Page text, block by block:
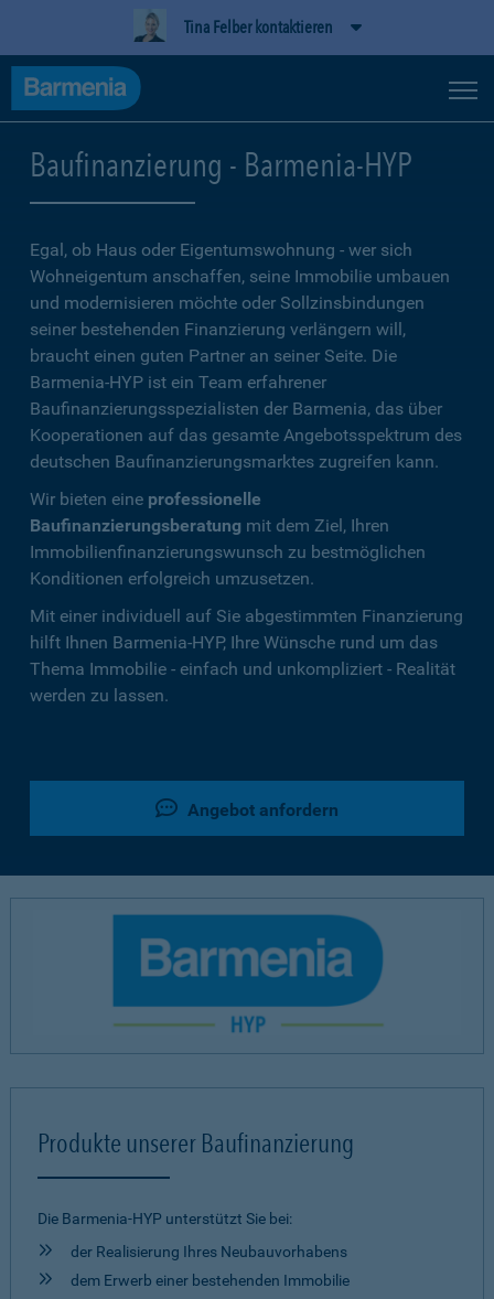
Tina Felber kontaktieren
Baufinanzierung - Barmenia-HYP
Egal, ob Haus oder Eigentumswohnung - wer sich
Wohneigentum anschaffen, seine Immobilie umbauen
und modernisieren möchte oder Sollzinsbindungen
seiner bestehenden Finanzierung verlängern will,
braucht einen guten Partner an seiner Seite. Die
Barmenia-HYP ist ein Team erfahrener
Baufinanzierungsspezialisten der Barmenia, das über
Kooperationen auf das gesamte Angebotsspektrum des
deutschen Baufinanzierungsmarktes zugreifen kann.
Wir bieten eine professionelle
Baufinanzierungsberatung mit dem Ziel, Ihren
Immobilienfinanzierungswunsch zu bestmöglichen
Konditionen erfolgreich umzusetzen.
Mit einer individuell auf Sie abgestimmten Finanzierung
hilft Ihnen Barmenia-HYP, Ihre Wünsche rund um das
Thema Immobilie - einfach und unkompliziert - Realität
werden zu lassen.
Angebot anfordern
Produkte unserer Baufinanzierung
Die Barmenia-HYP unterstützt Sie bei:
der Realisierung Ihres Neubauvorhabens
dem Erwerb einer bestehenden Immobilie